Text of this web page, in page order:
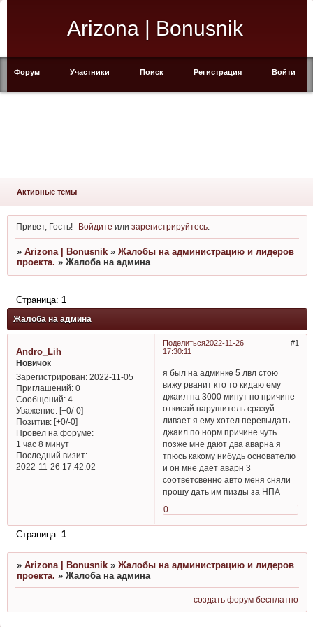
Arizona | Bonusnik
Форум Участники Поиск Регистрация Войти
Активные темы
Привет, Гость! Войдите илизарегистрируйтесь
» Arizona | Bonusnik » Жалобы на администрацию и лидеров
проекта. » Жалоба на админа
Жалоба на админа
Страница: 1
Поделиться 1
2022-11-26
17:30:11
Andro_Lih
Новичок
Зарегистрирован: 2022-11-05
Приглашений:0
Сообщений:4
Уважение: [+0/-0]
Позитив: [+0/-0]
Провел на форуме:
1 час 8 минут
Последний визит:
2022-11-26 17:42:02
я был на админке 5 лвл стою
вижу рванит кто то кидаю ему
джаил на 3000 минут по причине
откисай нарушитель сразуй
ливает я ему хотел перевыдать
джаил по норм причине чуть
позже мне дают два аварна я
тпюсь какому нибудь основателю
и он мне дает аварн 3
соответсвенно авто меня сняли
прошу дать им пизды за НПА
0
Страница: 1
» Arizona | Bonusnik » Жалобы на администрацию и лидеров
проекта. » Жалоба на админа
создать форум бесплатно